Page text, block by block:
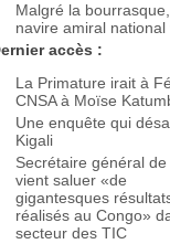
Malgré la
navire amiral national
accès :
La Primature irait à
CNSA à Moïse
Une enquête qui
Kigali
Secrétaire général de
vient saluer «de
gigantesques
réalisés au Congo»
secteur des TIC